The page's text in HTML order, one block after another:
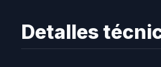
Detalles